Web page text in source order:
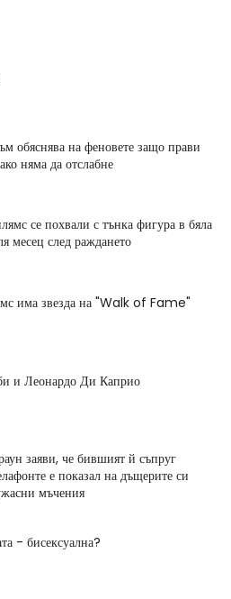
обяснява на феновете защо прави
няма да отслабне
се похвали с тънка фигура в бяла
месец след раждането
има звезда на "Walk of Fame"
и Леонардо Ди Каприо
заяви, че бившият й съпруг
е показал на дъщерите си
мъчения
- бисексуална?